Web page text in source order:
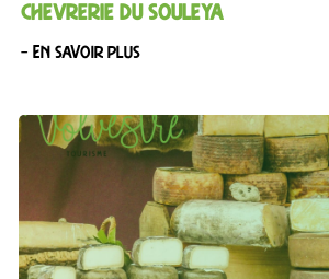
CHEVRERIE DU SOULEYA
– En savoir plus